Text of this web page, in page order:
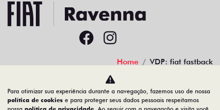
Home VDP: fiat fastback
Desacelere. Seu bem maior é a vida.
Para otimizar sua experiência durante a navegação, fazemos uso de nossa
política de cookies e para proteger seus dados pessoais respeitamos